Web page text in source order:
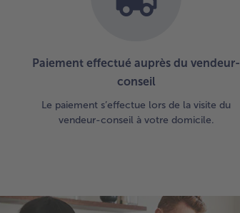
Paiement effectué auprès du vendeur-
conseil
Le paiement s’effectue lors de la visite du
vendeur-conseil à votre domicile.